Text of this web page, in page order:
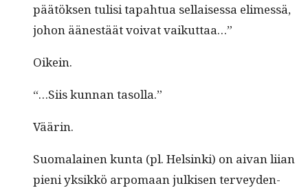
päätök­sen tulisi tapah­tua sel­l­aises­sa elimessä,
johon äänestäät voivat vaikuttaa…”
Oikein.
“…Siis kun­nan tasolla.”
Väärin.
Suo­ma­lainen kun­ta (pl. Helsin­ki) on aivan liian
pieni yksikkö arpo­maan julkisen ter­vey­den­